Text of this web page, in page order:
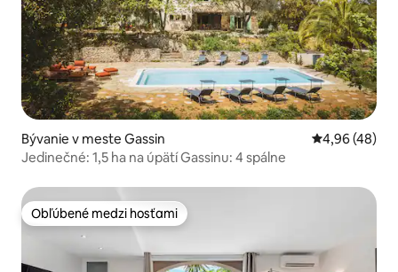
Bývanie v meste Gassin Priemerné
4,96 (48)
Jedinečné: 1,5 ha na úpätí Gassinu: 4 spálne
Obľúbené medzi hosťami
Obľúbené medzi hosťami